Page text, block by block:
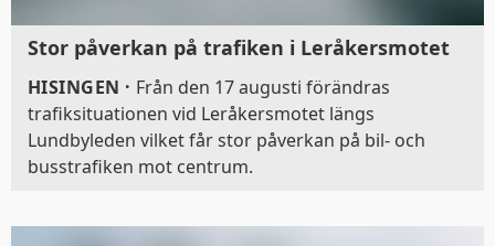
Stor påverkan på trafiken i Leråkersmotet
HISINGEN · Från den 17 augusti förändras
trafiksituationen vid Leråkersmotet längs
Lundbyleden vilket får stor påverkan på bil- och
busstrafiken mot centrum.